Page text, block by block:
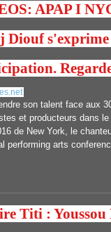
APAP I
Diouf s'exprime
son talent face aux
et producteurs dans
de New York, le
performing arts
Titi : Youssou